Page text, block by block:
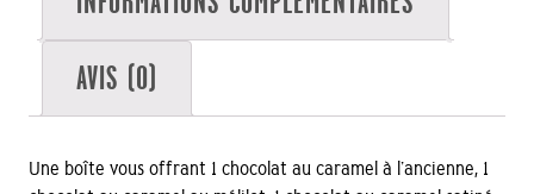
AVIS (0)
Une boîte vous offrant 1 chocolat au caramel à l’ancienne, 1